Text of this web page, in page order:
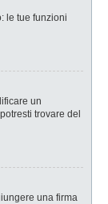
le tue funzioni
un
trovare del
una firma